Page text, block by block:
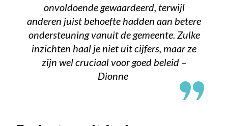
onvoldoende gewaardeerd, terwijl
anderen juist behoefte hadden aan betere
ondersteuning vanuit de gemeente. Zulke
inzichten haal je niet uit cijfers, maar ze
zijn wel cruciaal voor goed beleid –
Dionne